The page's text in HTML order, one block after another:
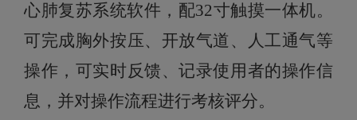
心肺复苏系统软件，配32寸触摸一体机。
可完成胸外按压、开放气道、人工通气等
操作，可实时反馈、记录使用者的操作信
息，并对操作流程进行考核评分。